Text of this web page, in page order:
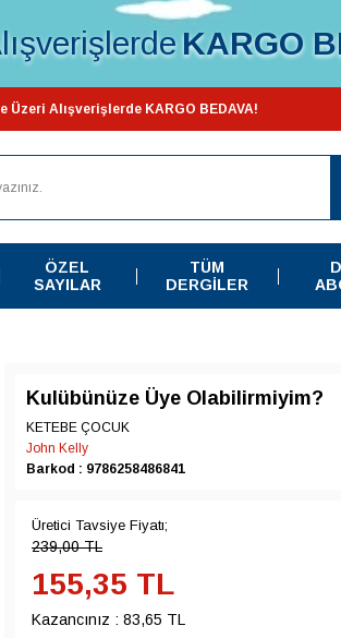
KARGO
Üzeri Alışverişlerde KARGO BEDAVA!
ÖZEL
SAYILAR
TÜM
DERGILER
Kulübünüze Üye Olabilirmiyim?
KETEBE ÇOCUK
John Kelly
Barkod : 9786258486841
Üretici Tavsiye Fiyatı;
239,00TL
155,35 TL
Kazancınız : 83,65 TL